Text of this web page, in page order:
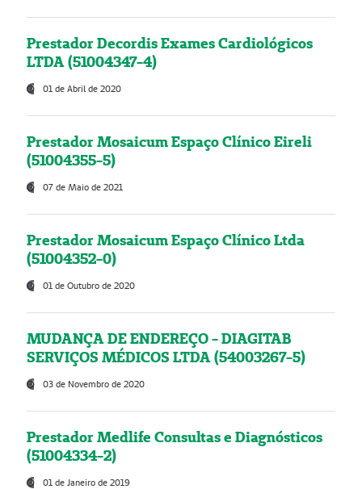
Prestador Decordis Exames Cardiológicos
LTDA (51004347-4)
01 de Abril de 2020
Prestador Mosaicum Espaço Clínico Eireli
(51004355-5)
07 de Maio de 2021
Prestador Mosaicum Espaço Clínico Ltda
(51004352-0)
01 de Outubro de 2020
MUDANÇA DE ENDEREÇO - DIAGITAB
SERVIÇOS MÉDICOS LTDA (54003267-5)
03 de Novembro de 2020
Prestador Medlife Consultas e Diagnósticos
(51004334-2)
01 de Janeiro de 2019